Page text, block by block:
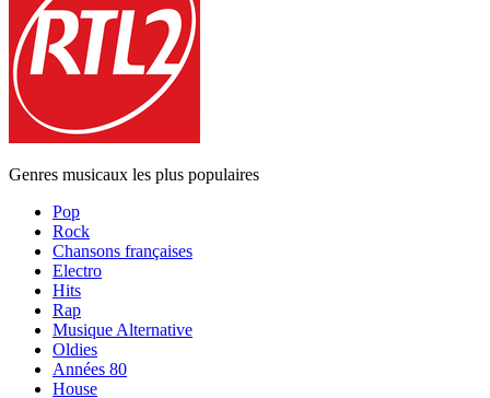
Genres musicaux les plus populaires
Pop
Rock
Chansons françaises
Electro
Hits
Rap
Musique Alternative
Oldies
Années 80
House